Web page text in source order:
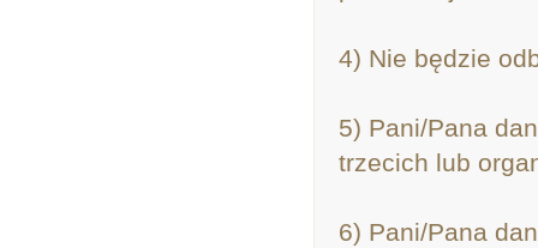
4) Nie będzie
5) Pani/Pana
trzecich lub
6) Pani/Pana